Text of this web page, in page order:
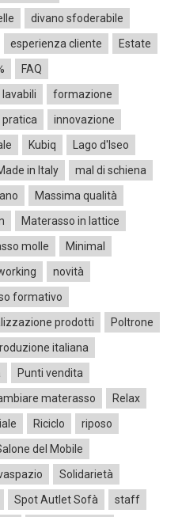
divano sfoderabile
esperienza cliente
Estate
FAQ
formazione
pratica
innovazione
Kubiq
Lago d'Iseo
in Italy
mal di schiena
Massima qualità
Materasso in lattice
molle
Minimal
novità
formativo
prodotti
Poltrone
italiana
Punti vendita
materasso
Relax
Riciclo
riposo
del Mobile
Solidarietà
Spot Autlet Sofà
staff